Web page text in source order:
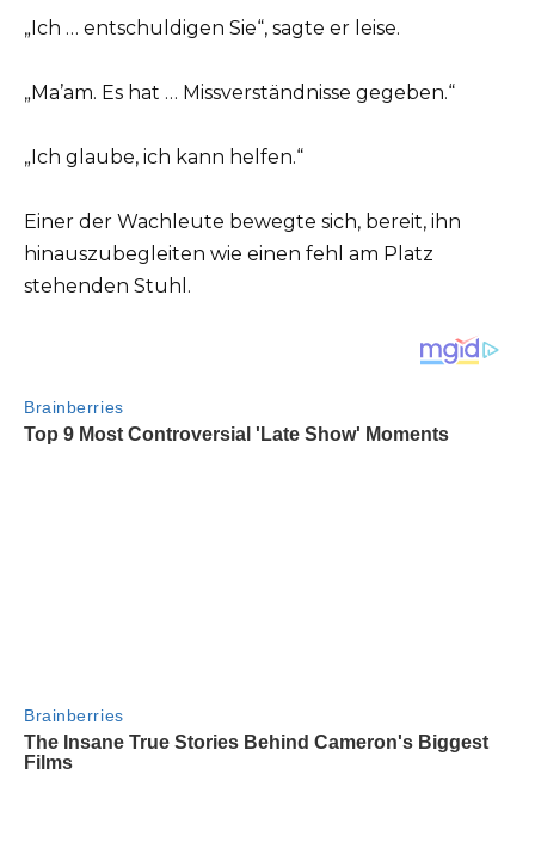
„Ich … entschuldigen Sie“, sagte er leise.
„Ma’am. Es hat … Missverständnisse gegeben.“
„Ich glaube, ich kann helfen.“
Einer der Wachleute bewegte sich, bereit, ihn
hinauszubegleiten wie einen fehl am Platz
stehenden Stuhl.